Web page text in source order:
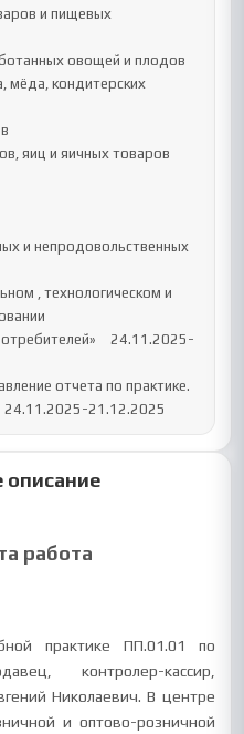
2. Защита отчета по практике. 	24.11.2025-21.12.2025
описание
работа
практике ПП.01.01 по
контролер-кассир,
Николаевич. В центре
и оптово-розничной